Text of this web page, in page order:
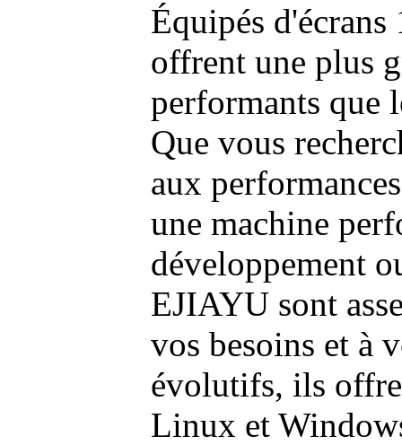
Équipés
offrent une plus
performants que
Que vous
aux
une machine
développement
EJIAYU sont
vos besoins et à
évolutifs, ils
Linux et